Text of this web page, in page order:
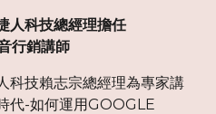
人科技總經理擔任
行銷講師
科技賴志宗總經理為專家講
代-如何運用GOOGLE